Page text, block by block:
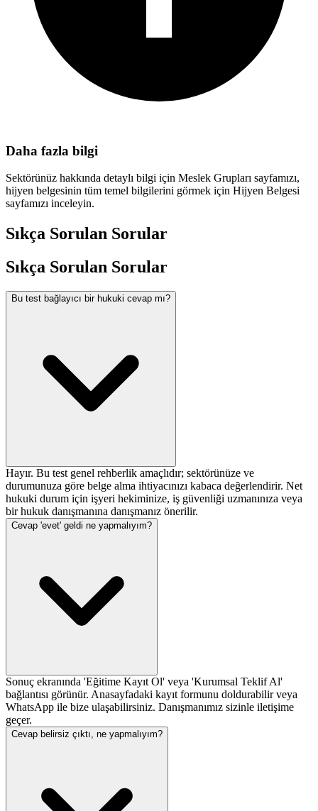
Daha fazla bilgi
Sektörünüz hakkında detaylı bilgi için Meslek Grupları sayfamızı,
hijyen belgesinin tüm temel bilgilerini görmek için Hijyen Belgesi
sayfamızı inceleyin.
Sıkça Sorulan Sorular
Sıkça Sorulan Sorular
Bu test bağlayıcı bir hukuki cevap mı?
Hayır. Bu test genel rehberlik amaçlıdır; sektörünüze ve
durumunuza göre belge alma ihtiyacınızı kabaca değerlendirir. Net
hukuki durum için işyeri hekiminize, iş güvenliği uzmanınıza veya
bir hukuk danışmanına danışmanız önerilir.
Cevap 'evet' geldi ne yapmalıyım?
Sonuç ekranında 'Eğitime Kayıt Ol' veya 'Kurumsal Teklif Al'
bağlantısı görünür. Anasayfadaki kayıt formunu doldurabilir veya
WhatsApp ile bize ulaşabilirsiniz. Danışmanımız sizinle iletişime
geçer.
Cevap belirsiz çıktı, ne yapmalıyım?